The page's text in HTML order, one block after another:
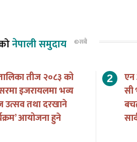
नेपाली समुदाय ©सबै
तीज २०८३ को
इजरायलमा भव्य
उत्सव तथा दरखाने
आयोजना हुने
सी